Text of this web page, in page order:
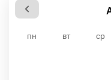
пн вт ср